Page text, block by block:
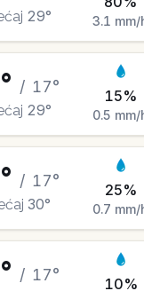
29° 3.1 mm/
° / 17°
29°
15%
0.5 mm/
° / 17°
30°
25%
0.7 mm/
° / 17°
10%